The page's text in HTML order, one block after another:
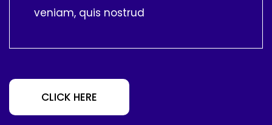
veniam, quis nostrud
CLICK HERE